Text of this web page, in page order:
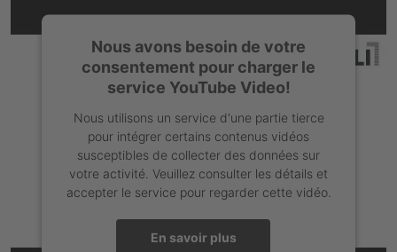
Nous avons besoin de votre
consentement pour charger le
service YouTube Video!
Nous utilisons un service d'une partie tierce
pour intégrer certains contenus vidéos
susceptibles de collecter des données sur
votre activité. Veuillez consulter les détails et
accepter le service pour regarder cette vidéo.
En savoir plus